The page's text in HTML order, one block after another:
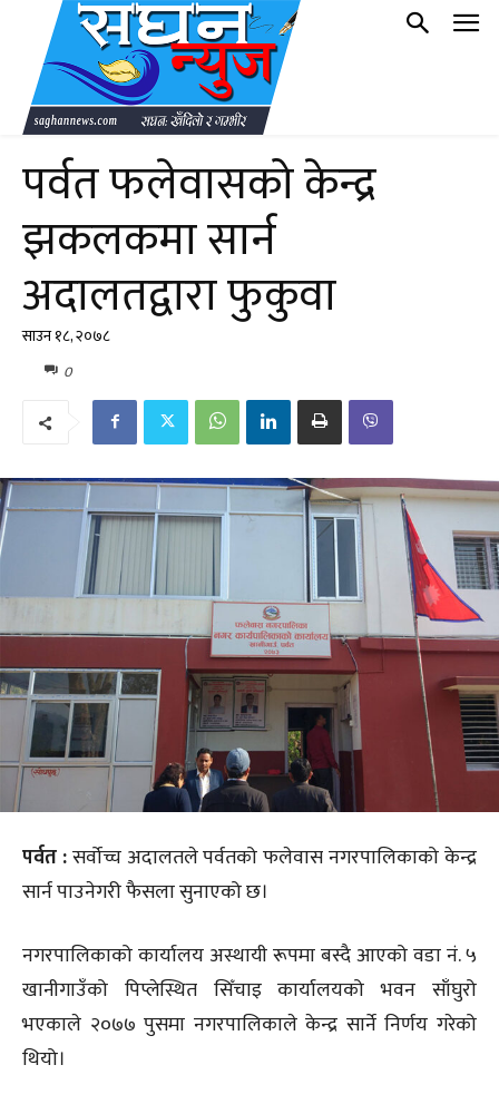
पर्वत फलेवासको केन्द्र
झकलकमा सार्न
अदालतद्वारा फुकुवा
साउन १८, २०७८
0
पर्वत :सर्वोच्च अदालतले पर्वतको फलेवास नगरपालिकाको केन्द्र
सार्न पाउनेगरी फैसला सुनाएको छ।
नगरपालिकाको कार्यालय अस्थायी रूपमा बस्दै आएको वडा नं. ५
खानीगाउँको पिप्लेस्थित सिँचाइ कार्यालयको भवन साँघुरो
भएकाले २०७७ पुसमा नगरपालिकाले केन्द्र सार्ने निर्णय गरेको
थियो।